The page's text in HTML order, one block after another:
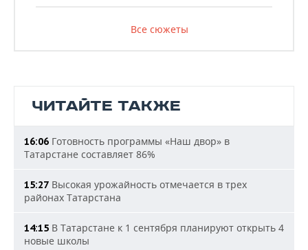
Все сюжеты
ЧИТАЙТЕ ТАКЖЕ
16:06 Готовность программы «Наш двор» в
Татарстане составляет 86%
15:27 Высокая урожайность отмечается в трех
районах Татарстана
14:15 В Татарстане к 1 сентября планируют открыть 4
новые школы